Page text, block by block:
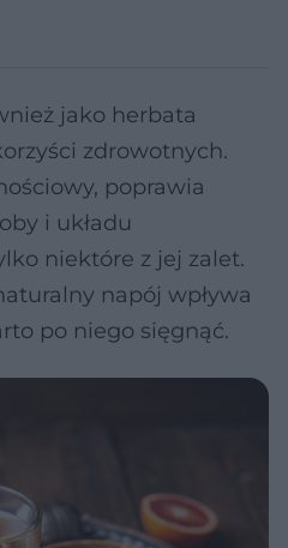
jako herbata
zdrowotnych.
poprawia
i układu
niektóre z jej zalet.
napój wpływa
po niego sięgnąć.